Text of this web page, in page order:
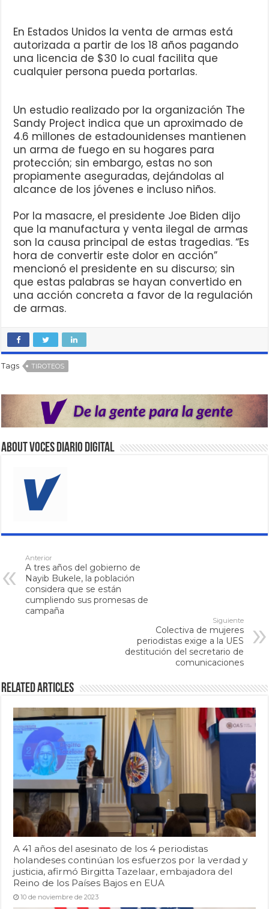
En Estados Unidos la venta de armas está
autorizada a partir de los 18 años pagando
una licencia de $30 lo cual facilita que
cualquier persona pueda portarlas.
Un estudio realizado por la organización The
Sandy Project indica que un aproximado de
4.6 millones de estadounidenses mantienen
un arma de fuego en su hogares para
protección; sin embargo, estas no son
propiamente aseguradas, dejándolas al
alcance de los jóvenes e incluso niños.
Por la masacre, el presidente Joe Biden dijo
que la manufactura y venta ilegal de armas
son la causa principal de estas tragedias. “Es
hora de convertir este dolor en acción”
mencionó el presidente en su discurso; sin
que estas palabras se hayan convertido en
una acción concreta a favor de la regulación
de armas.
Tags TIROTEOS
About VOCES Diario digital
Anterior
A tres años del gobierno de
Nayib Bukele, la población
considera que se están
cumpliendo sus promesas de
campaña
Siguiente
Colectiva de mujeres
periodistas exige a la UES
destitución del secretario de
comunicaciones
Related Articles
A 41 años del asesinato de los 4 periodistas
holandeses continúan los esfuerzos por la verdad y
justicia, afirmó Birgitta Tazelaar, embajadora del
Reino de los Países Bajos en EUA
10 de noviembre de 2023